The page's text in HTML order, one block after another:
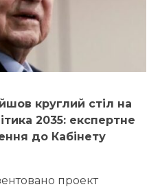
круглий стіл на
2035: експертне
до Кабінету
проект